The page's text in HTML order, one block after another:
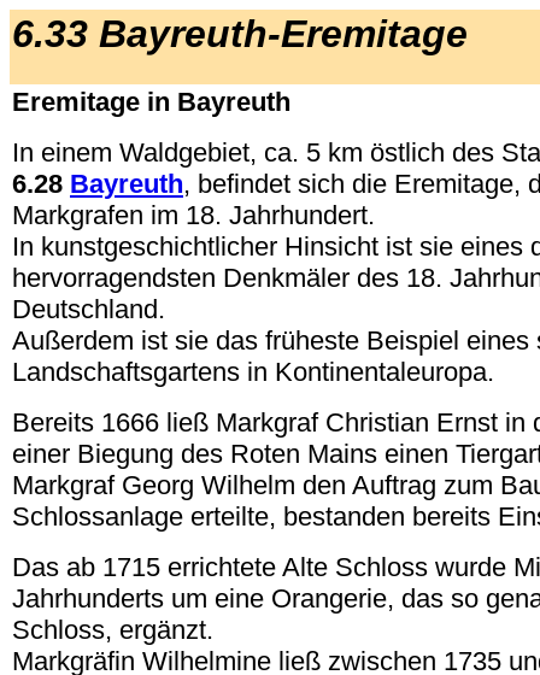
6.33 Bayreuth-Eremitage
Eremitage in Bayreuth
In einem Waldgebiet, ca. 5 km östlich des
6.28 Bayreuth, befindet sich die Eremitage,
Markgrafen im 18. Jahrhundert.
In kunstgeschichtlicher Hinsicht ist sie eines
hervorragendsten Denkmäler des 18.
Deutschland.
Außerdem ist sie das früheste Beispiel eines
Landschaftsgartens in Kontinentaleuropa.
Bereits 1666 ließ Markgraf Christian Ernst in
einer Biegung des Roten Mains einen
Markgraf Georg Wilhelm den Auftrag zum
Schlossanlage erteilte, bestanden bereits
Das ab 1715 errichtete Alte Schloss wurde
Jahrhunderts um eine Orangerie, das so
Schloss, ergänzt.
Markgräfin Wilhelmine ließ zwischen 1735